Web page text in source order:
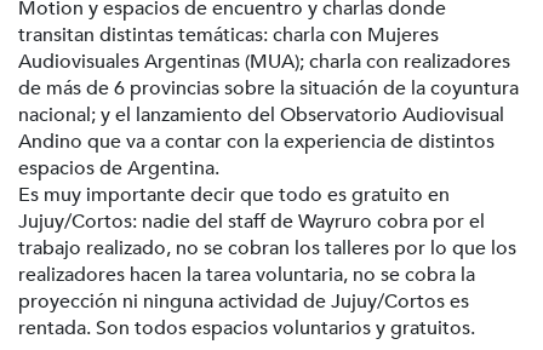
Motion y espacios de encuentro y charlas donde
transitan distintas temáticas: charla con Mujeres
Audiovisuales Argentinas (MUA); charla con realizadores
de más de 6 provincias sobre la situación de la coyuntura
nacional; y el lanzamiento del Observatorio Audiovisual
Andino que va a contar con la experiencia de distintos
espacios de Argentina.
Es muy importante decir que todo es gratuito en
Jujuy/Cortos: nadie del staff de Wayruro cobra por el
trabajo realizado, no se cobran los talleres por lo que los
realizadores hacen la tarea voluntaria, no se cobra la
proyección ni ninguna actividad de Jujuy/Cortos es
rentada. Son todos espacios voluntarios y gratuitos.